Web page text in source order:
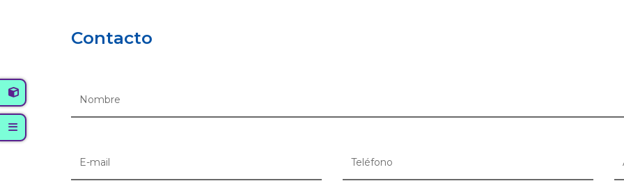
Contacto